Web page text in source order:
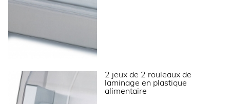
ALIMENTATION
Puissance électrique raccordée (W)
Tension (V)
LOGISTIQUE
2 jeux de 2 rouleaux de
laminage en plastique
alimentaire